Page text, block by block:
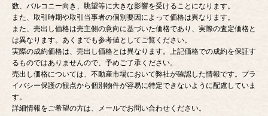
数、バルコニー向き、眺望等に大きな影響を受けることになります。
また、取引時期や取引当事者の個別要因によって価格は異なります。
また、売出し価格は売主側の意向に基づいた価格であり、実際の査定価格と
は異なります。あくまでも参考値としてご覧ください。
実際の成約価格は、売出し価格とは異なります。上記価格での成約を保証す
るものではありませんので、予めご了承ください。
売出し価格については、不動産市場において弊社が確認した情報です。プラ
イバシー保護の観点から個別物件が容易に特定できないように配慮していま
す。
詳細情報をご希望の方は、メールでお問い合わせください。